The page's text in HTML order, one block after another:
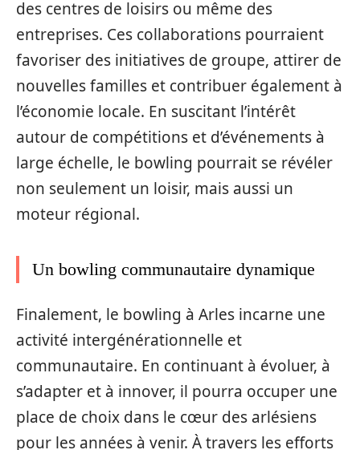
des centres de loisirs ou même des
entreprises. Ces collaborations pourraient
favoriser des initiatives de groupe, attirer de
nouvelles familles et contribuer également à
l’économie locale. En suscitant l’intérêt
autour de compétitions et d’événements à
large échelle, le bowling pourrait se révéler
non seulement un loisir, mais aussi un
moteur régional.
Un bowling communautaire dynamique
Finalement, le bowling à Arles incarne une
activité intergénérationnelle et
communautaire. En continuant à évoluer, à
s’adapter et à innover, il pourra occuper une
place de choix dans le cœur des arlésiens
pour les années à venir. À travers les efforts